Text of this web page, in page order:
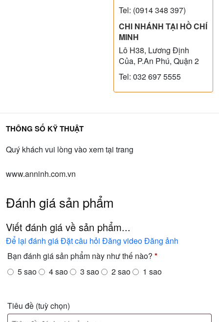
Tel: (0914 348 397)
CHI NHÁNH TẠI HỒ CHÍ
MINH
Lô H38, Lương Định
Của, P.An Phú, Quận 2
Tel: 032 697 5555
Quý khách vui lòng vào xem tại trang
www.anninh.com.vn
Đánh giá sản phẩm
Viết đánh giá về sản phẩm...
Để lại đánh giáĐặt câu hỏi Đăng videoĐăng ảnh
Bạn đánh giá sản phẩm này như thế nào? *
5 sao
4 sao 3 sao 2 sao 1 sao
Tiêu đề (tuỳ chọn)
THÔNG SỐ KỸ THUẬT